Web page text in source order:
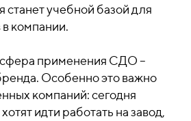
станет учебной базой для
в компании.
применения СДО –
Особенно это важно
компаний: сегодня
идти работать на завод,